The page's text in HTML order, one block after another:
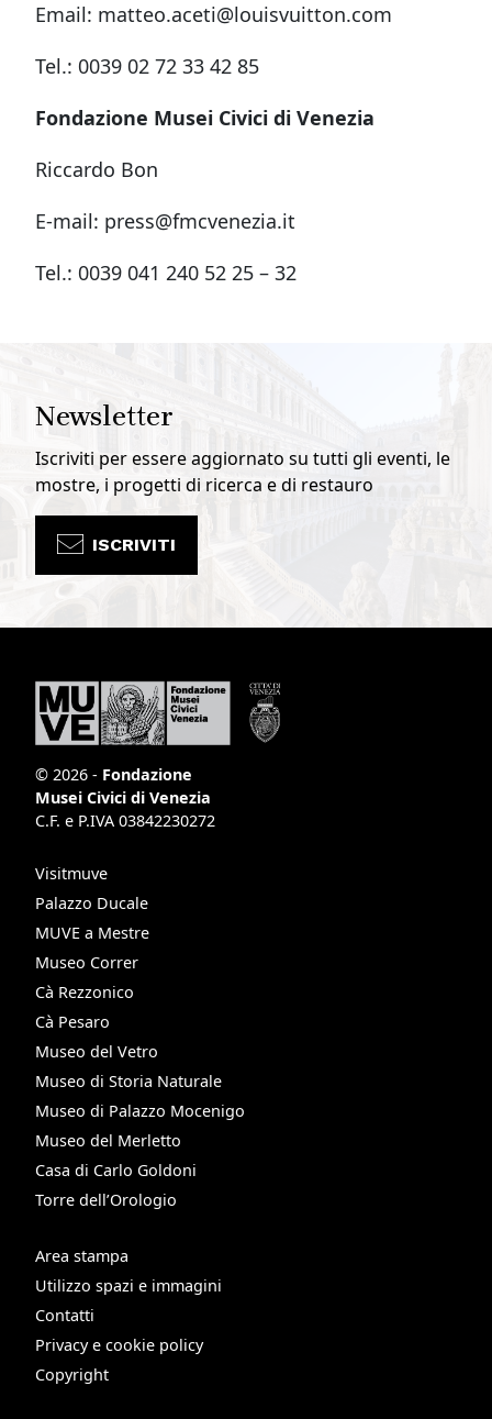
Email: matteo.aceti@louisvuitton.com
Tel.: 0039 02 72 33 42 85
Fondazione Musei Civici di Venezia
Riccardo Bon
E-mail: press@fmcvenezia.it
Tel.: 0039 041 240 52 25 – 32
Newsletter
Iscriviti per essere aggiornato su tutti gli eventi, le
mostre, i progetti di ricerca e di restauro
ISCRIVITI
© 2026 - Fondazione
Musei Civici di Venezia
C.F. e P.IVA 03842230272
Visitmuve
Palazzo Ducale
MUVE a Mestre
Museo Correr
Cà Rezzonico
Cà Pesaro
Museo del Vetro
Museo di Storia Naturale
Museo di Palazzo Mocenigo
Museo del Merletto
Casa di Carlo Goldoni
Torre dell’Orologio
Area stampa
Utilizzo spazi e immagini
Contatti
Privacy e cookie policy
Copyright